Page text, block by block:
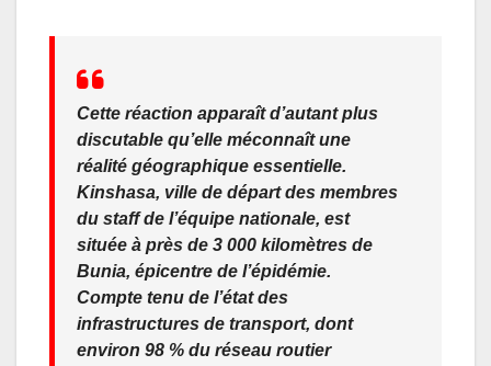
Cette réaction apparaît d’autant plus
discutable qu’elle méconnaît une
réalité géographique essentielle.
Kinshasa, ville de départ des membres
du staff de l’équipe nationale, est
située à près de 3 000 kilomètres de
Bunia, épicentre de l’épidémie.
Compte tenu de l’état des
infrastructures de transport, dont
environ 98 % du réseau routier